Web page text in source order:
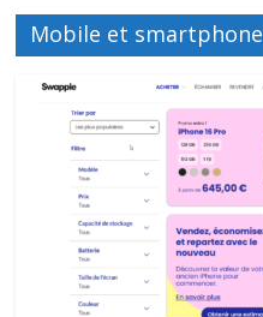
Mobile et smartphone